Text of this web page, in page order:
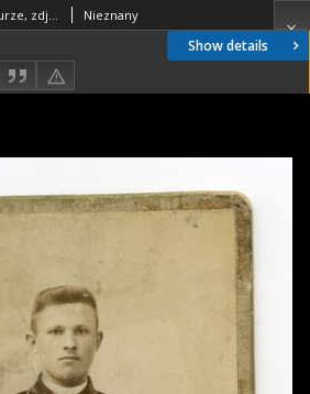
Show details
Portret mężczyzny w mundurze, zdjęcie wykonano w atelier fotograficznym, ul. Lipowa, Białystok, 1904 r. Fot. Zakład Fotograficzny Braci Pumpian Nieznany